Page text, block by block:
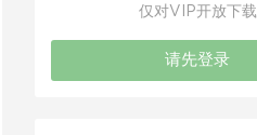
仅对VIP开放下载
请先登录